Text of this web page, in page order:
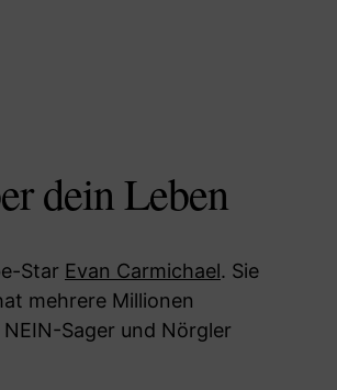
dein Leben
Star Evan Carmichael. Sie
mehrere Millionen
Sager und Nörgler